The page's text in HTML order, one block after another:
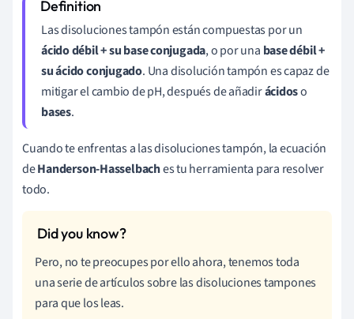
Las disoluciones tampón están compuestas por un
ácido débil + su base conjugada, o por una base débil +
su ácido conjugado. Una disolución tampón es capaz de
mitigar el cambio de pH, después de añadirácidoso
bases.
Cuando te enfrentas a las disoluciones tampón, la ecuación
deHanderson-Hasselbaches tu herramienta para resolver
todo.
Pero, no te preocupes por ello ahora, tenemos toda
una serie de artículos sobre las disoluciones tampones
para que los leas.